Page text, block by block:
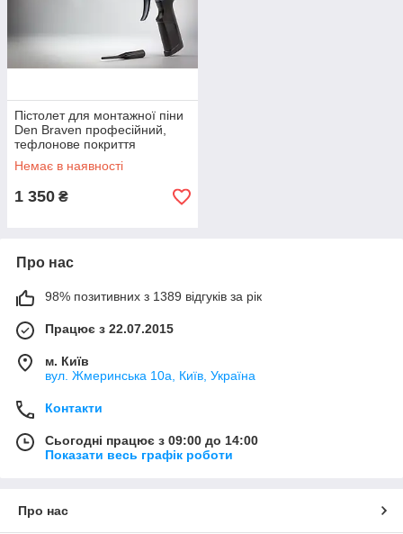
Пістолет для монтажної піни
Den Braven професійний,
тефлонове покриття
Немає в наявності
1 350 ₴
Про нас
98% позитивних з 1389 відгуків за рік
Працює з 22.07.2015
м. Київ
вул. Жмеринська 10а, Київ, Україна
Контакти
Сьогодні працює з 09:00 до 14:00
Показати весь графік роботи
Про нас